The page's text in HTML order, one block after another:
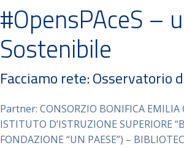
#OpensPAceS –
Sostenibile
Facciamo rete: Osservatorio
Partner: CONSORZIO BONIFICA EMILIA
ISTITUTO D’ISTRUZIONE SUPERIORE
FONDAZIONE “UN PAESE”) –